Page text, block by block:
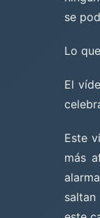
se
Lo
El
Este
más